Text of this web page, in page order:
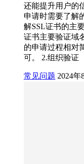
还能提升用户的
申请时需要了解
解SSL证书的主
证书主要验证域
的申请过程相对
可。 2.组织验证
常见问题 2024年